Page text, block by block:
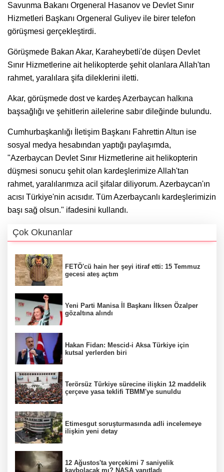
Savunma Bakanı Orgeneral Hasanov ve Devlet Sınır
Hizmetleri Başkanı Orgeneral Guliyev ile birer telefon
görüşmesi gerçekleştirdi.
Görüşmede Bakan Akar, Karaheybetli'de düşen Devlet
Sınır Hizmetlerine ait helikopterde şehit olanlara Allah'tan
rahmet, yaralılara şifa dileklerini iletti.
Akar, görüşmede dost ve kardeş Azerbaycan halkına
başsağlığı ve şehitlerin ailelerine sabır dileğinde bulundu.
Cumhurbaşkanlığı İletişim Başkanı Fahrettin Altun ise
sosyal medya hesabından yaptığı paylaşımda,
"Azerbaycan Devlet Sınır Hizmetlerine ait helikopterin
düşmesi sonucu şehit olan kardeşlerimize Allah'tan
rahmet, yaralılarımıza acil şifalar diliyorum. Azerbaycan'ın
acısı Türkiye'nin acısıdır. Tüm Azerbaycanlı kardeşlerimizin
başı sağ olsun." ifadesini kullandı.
Çok Okunanlar
FETÖ'cü hain her şeyi itiraf etti: 15 Temmuz
gecesi ateş açtım
Yeni Parti Manisa İl Başkanı İlksen Özalper
gözaltına alındı
Hakan Fidan: Mescid-i Aksa Türkiye için
kutsal yerlerden biri
Terörsüz Türkiye sürecine ilişkin 12 maddelik
çerçeve yasa teklifi TBMM'ye sunuldu
Etimesgut soruşturmasında adli incelemeye
ilişkin yeni detay
12 Ağustos'ta yerçekimi 7 saniyelik
kaybolacak mı? NASA yanıtladı